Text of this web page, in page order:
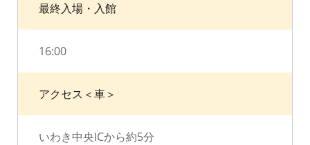
最終入場・入館
16:00
アクセス＜車＞
いわき中央ICから約5分